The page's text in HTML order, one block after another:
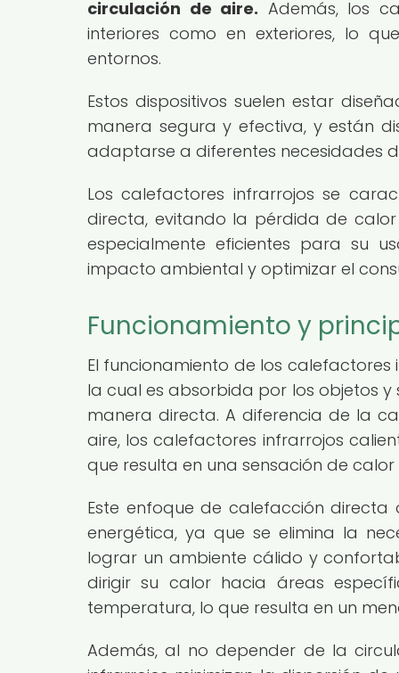
circulación de aire. Además, los
interiores como en exteriores, lo
entornos.
Estos dispositivos suelen estar
manera segura y efectiva, y están
adaptarse a diferentes necesidades
Los calefactores infrarrojos se
directa, evitando la pérdida de
especialmente eficientes para su
impacto ambiental y optimizar el
Funcionamiento y
El funcionamiento de los
la cual es absorbida por los objetos
manera directa. A diferencia de la
aire, los calefactores infrarrojos
que resulta en una sensación de
Este enfoque de calefacción directa
energética, ya que se elimina la
lograr un ambiente cálido y
dirigir su calor hacia áreas
temperatura, lo que resulta en un
Además, al no depender de la